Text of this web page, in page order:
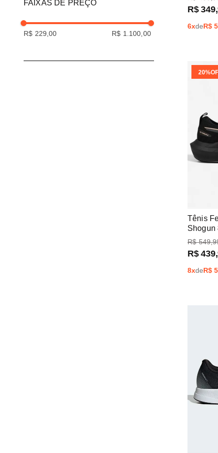
FAIXAS DE PREÇO
R$ 229,00 R$ 1.100,00
R$ 349,
6xdeR$
Tênis
Shogun
20%
R$ 549,
R$ 439,
8xdeR$